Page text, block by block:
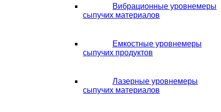
Вибрационные уровнемеры
сыпучих материалов
Емкостные уровнемеры
сыпучих продуктов
Лазерные уровнемеры
сыпучих материалов